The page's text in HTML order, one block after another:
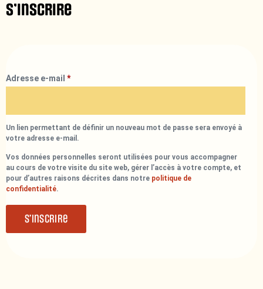
S’inscrire
Adresse e-mail *
Un lien permettant de définir un nouveau mot de passe sera envoyé à
votre adresse e-mail.
Vos données personnelles seront utilisées pour vous accompagner
au cours de votre visite du site web, gérer l’accès à votre compte, et
pour d’autres raisons décrites dans notre politique de
confidentialité.
S’inscrire